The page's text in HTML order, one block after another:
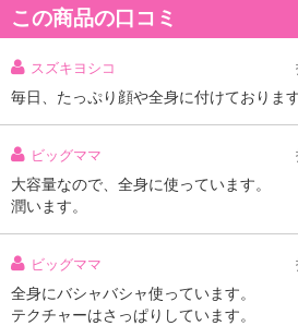
この商品の口コミ
スズキヨシコ
毎日、たっぷり顔や全身に付けておりま
ビッグママ
大容量なので、全身に使っています。
潤います。
ビッグママ
全身にバシャバシャ使っています。
テクチャーはさっぱりしています。